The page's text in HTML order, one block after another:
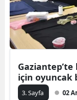
için oyuncak
3. Sayfa 02